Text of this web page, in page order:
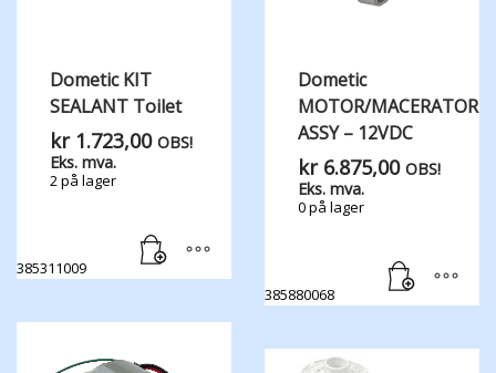
Dometic KIT
SEALANT Toilet
kr1.723,00 OBS!
Eks. mva.
2 på lager
385311009
Dometic
MOTOR/MACERATOR
ASSY – 12VDC
kr6.875,00 OBS!
Eks. mva.
0 på lager
385880068